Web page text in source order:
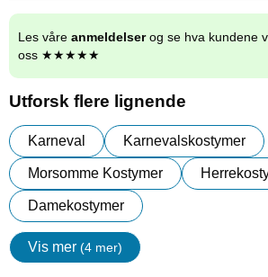
Les våre anmeldelserog se hva kundene
oss ★★★★★
Utforsk flere lignende
Karneval Karnevalskostymer
Morsomme Kostymer
Damekostymer
Vis mer (4 mer)
egenskaper